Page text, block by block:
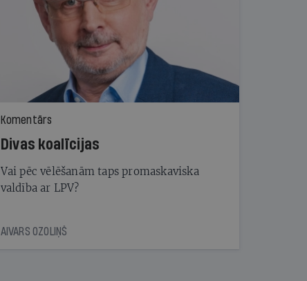
Komentārs
Divas koalīcijas
Vai pēc vēlēšanām taps promaskaviska
valdība ar LPV?
AIVARS OZOLIŅŠ